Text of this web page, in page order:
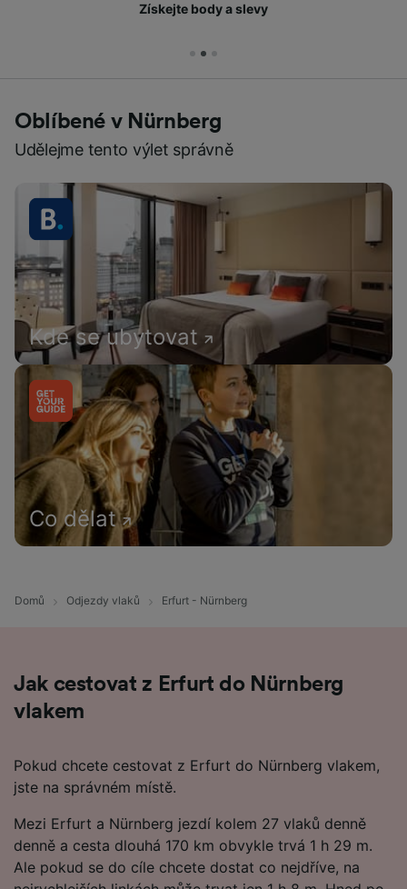
Získejte body a slevy
Oblíbené v Nürnberg
Udělejme tento výlet správně
Kde se ubytovat
Co dělat
Domů Odjezdy vlaků Erfurt - Nürnberg
Jak cestovat z Erfurt do Nürnberg
vlakem
Pokud chcete cestovat z Erfurt do Nürnberg vlakem,
jste na správném místě.
Mezi Erfurt a Nürnberg jezdí kolem 27 vlaků denně
denně a cesta dlouhá 170 km obvykle trvá 1 h 29 m.
Ale pokud se do cíle chcete dostat co nejdříve, na